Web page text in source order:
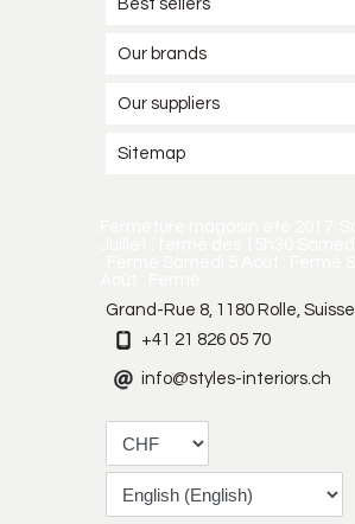
Best sellers
Our brands
Our suppliers
Sitemap
Grand-Rue 8, 1180 Rolle, Suisse
+41 21 826 05 70
info@styles-interiors.ch